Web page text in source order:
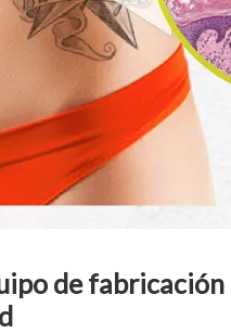
de